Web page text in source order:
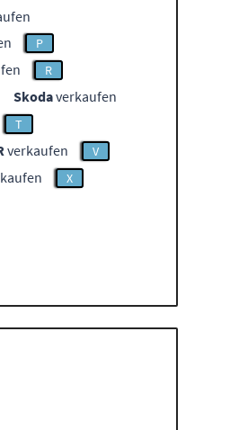
P
R
Skodaverkaufen
T
verkaufen V
X